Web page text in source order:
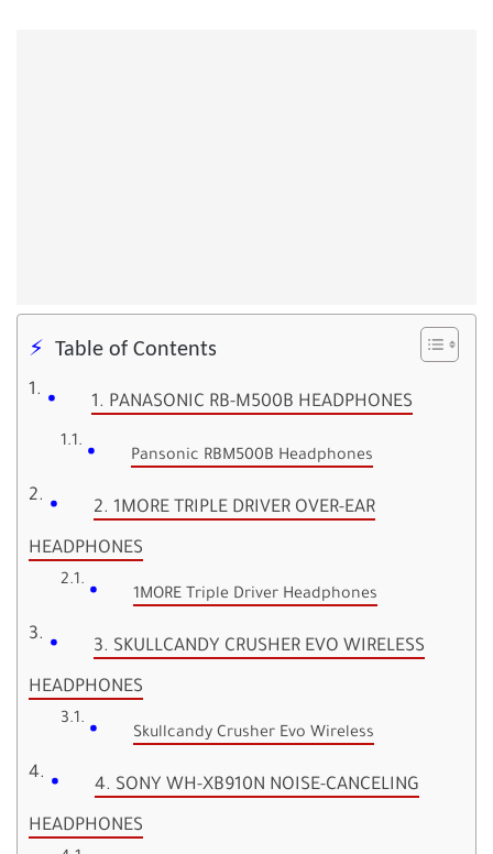
Table of Contents
1. PANASONIC RB-M500B HEADPHONES
Pansonic RBM500B Headphones
2. 1MORE TRIPLE DRIVER OVER-EAR
HEADPHONES
1MORE Triple Driver Headphones
3. SKULLCANDY CRUSHER EVO WIRELESS
HEADPHONES
Skullcandy Crusher Evo Wireless
4. SONY WH-XB910N NOISE-CANCELING
HEADPHONES